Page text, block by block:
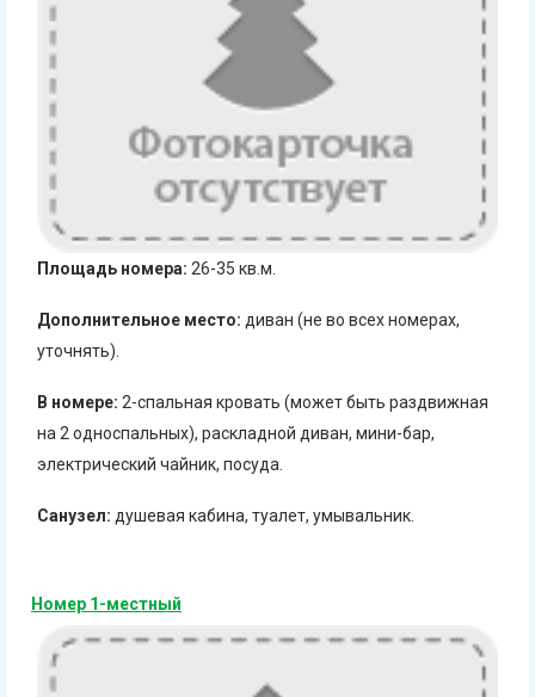
Площадь номера: 26-35 кв.м.
Дополнительное место: диван (не во всех номерах,
уточнять).
В номере: 2-спальная кровать (может быть раздвижная
на 2 односпальных), раскладной диван, мини-бар,
электрический чайник, посуда.
Санузел: душевая кабина, туалет, умывальник.
Номер 1-местный